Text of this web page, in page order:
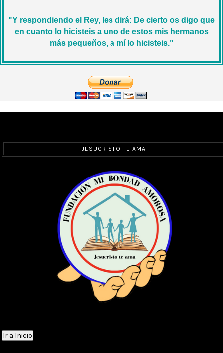
"Y respondiendo el Rey, les dirá: De cierto os digo que
en cuanto lo hicisteis a uno de estos mis hermanos
más pequeños, a mí lo hicisteis."
JESUCRISTO TE AMA
Ir a Inicio